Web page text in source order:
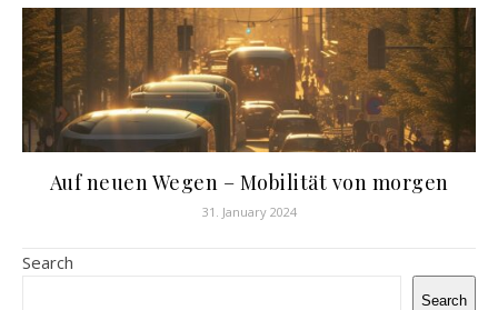
Auf neuen Wegen – Mobilität von morgen
31. January 2024
Search
Search